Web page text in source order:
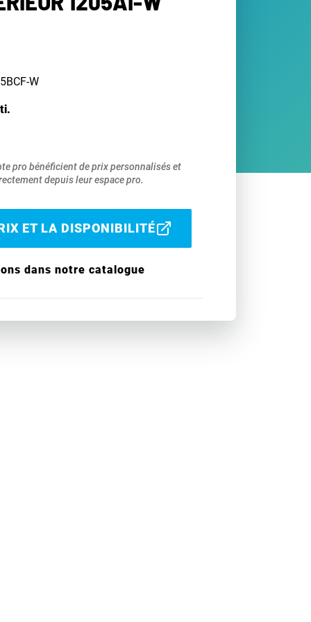
W
pro bénéficient de prix personnalisés et
depuis leur espace pro.
ET LA DISPONIBILITÉ
dans notre catalogue